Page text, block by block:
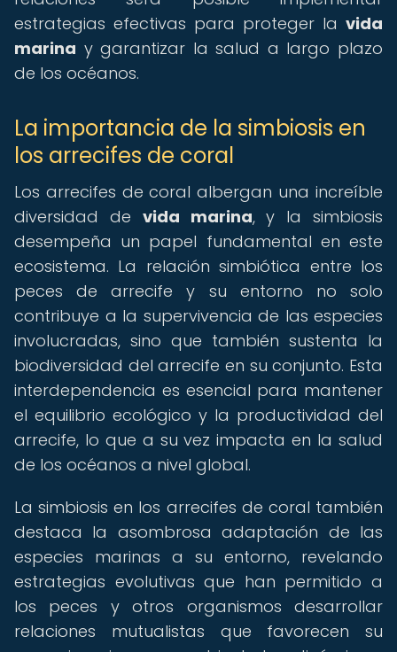
estrategias efectivas para proteger la vida
marina y garantizar la salud a largo plazo
de los océanos.
La importancia de la simbiosis en
los arrecifes de coral
Los arrecifes de coral albergan una increíble
diversidad de vida marina, y la simbiosis
desempeña un papel fundamental en este
ecosistema. La relación simbiótica entre los
peces de arrecife y su entorno no solo
contribuye a la supervivencia de las especies
involucradas, sino que también sustenta la
biodiversidad del arrecife en su conjunto. Esta
interdependencia es esencial para mantener
el equilibrio ecológico y la productividad del
arrecife, lo que a su vez impacta en la salud
de los océanos a nivel global.
La simbiosis en los arrecifes de coral también
destaca la asombrosa adaptación de las
especies marinas a su entorno, revelando
estrategias evolutivas que han permitido a
los peces y otros organismos desarrollar
relaciones mutualistas que favorecen su